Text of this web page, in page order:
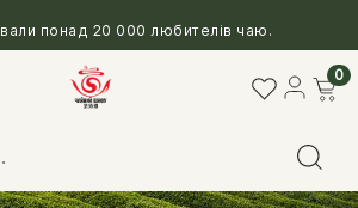
понад 20 000 любителів чаю.
0